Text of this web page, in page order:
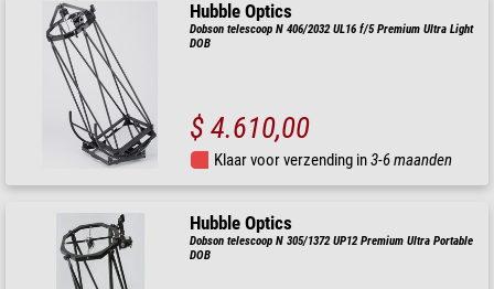
Hubble Optics
Dobson telescoop N 406/2032 UL16 f/5 Premium Ultra Light
DOB
$ 4.610,00
Klaar voor verzending in3-6 maanden
Hubble Optics
Dobson telescoop N 305/1372 UP12 Premium Ultra Portable
DOB